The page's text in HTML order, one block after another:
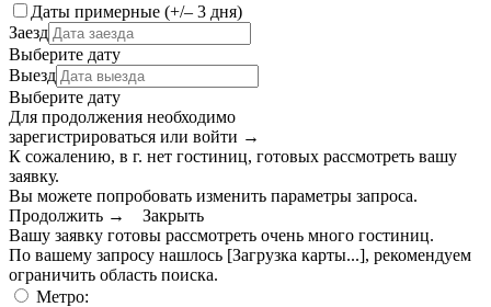
Даты примерные (+/– 3 дня)
Заезд
Выберите дату
Выезд
Выберите дату
Для продолжения необходимо
зарегистрироваться или войти →
К сожалению, в г. нет гостиниц, готовых рассмотреть вашу
заявку.
Вы можете попробовать изменить параметры запроса.
Продолжить →
Закрыть
Вашу заявку готовы рассмотреть очень много гостиниц.
По вашему запросу нашлось [Загрузка карты...], рекомендуем
ограничить область поиска.
Метро: